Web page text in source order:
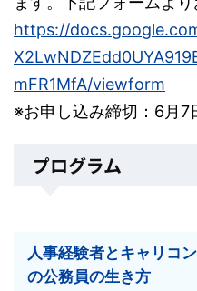
https://
mFR1MfA/viewform
※お申し込み締切：6月7
プログラム
人事経験者とキャリコ
の公務員の生き方